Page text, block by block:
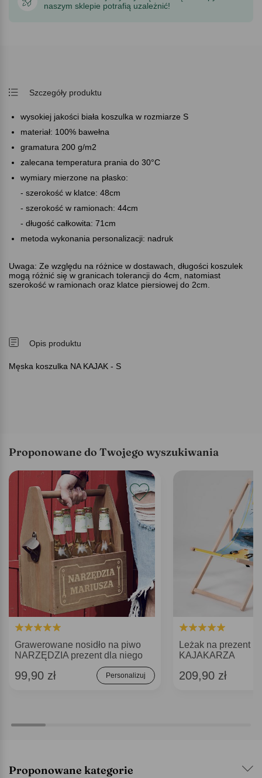
naszym sklepie potrafią uzależnić!
Szczegóły produktu
wysokiej jakości biała koszulka w rozmiarze S
materiał: 100% bawełna
gramatura 200 g/m2
zalecana temperatura prania do 30°C
wymiary mierzone na płasko:
- szerokość w klatce: 48cm
- szerokość w ramionach: 44cm
- długość całkowita: 71cm
metoda wykonania personalizacji: nadruk
Uwaga: Ze względu na różnice w dostawach, długości koszulek
mogą różnić się w granicach tolerancji do 4cm, natomiast
szerokość w ramionach oraz klatce piersiowej do 2cm.
Opis produktu
Męska koszulka NA KAJAK - S
Proponowane do Twojego wyszukiwania
Grawerowane nosidło na piwo
NARZĘDZIA prezent dla niego
99,90 zł Personalizuj
Leżak na prezent
KAJAKARZA
209,90 zł
Proponowane kategorie